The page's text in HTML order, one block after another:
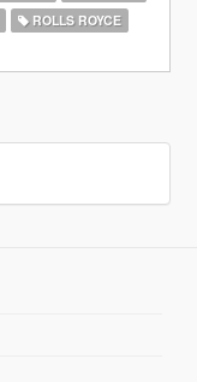
ROLLS ROYCE